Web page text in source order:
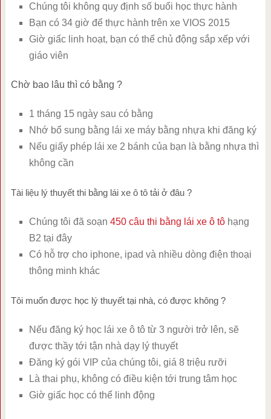
Chúng tôi không quy định số buổi học thực hành
Bạn có 34 giờ để thực hành trên xe VIOS 2015
Giờ giấc linh hoạt, bạn có thể chủ động sắp xếp với
giáo viên
Chờ bao lâu thì có bằng ?
1 tháng 15 ngày sau có bằng
Nhớ bổ sung bằng lái xe máy bằng nhựa khi đăng ký
Nếu giấy phép lái xe 2 bánh của bạn là bằng nhựa thì
không cần
Tài liệu lý thuyết thi bằng lái xe ô tô tải ở đâu ?
Chúng tôi đã soạn 450 câu thi bằng lái xe ô tôhạng
B2 tại đây
Có hỗ trợ cho iphone, ipad và nhiều dòng điện thoại
thông minh khác
Tôi muốn được học lý thuyết tại nhà, có được không ?
Nếu đăng ký học lái xe ô tô từ 3 người trở lên, sẽ
được thầy tới tận nhà dạy lý thuyết
Đăng ký gói VIP của chúng tôi, giá 8 triệu rưỡi
Là thai phụ, không có điều kiện tới trung tâm học
Giờ giấc học có thể linh động